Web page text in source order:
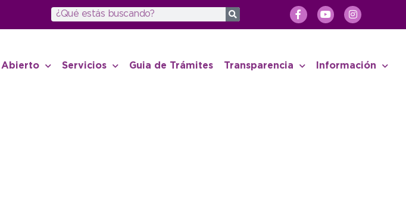
Abierto Servicios Guia de Trámites Transparencia Información